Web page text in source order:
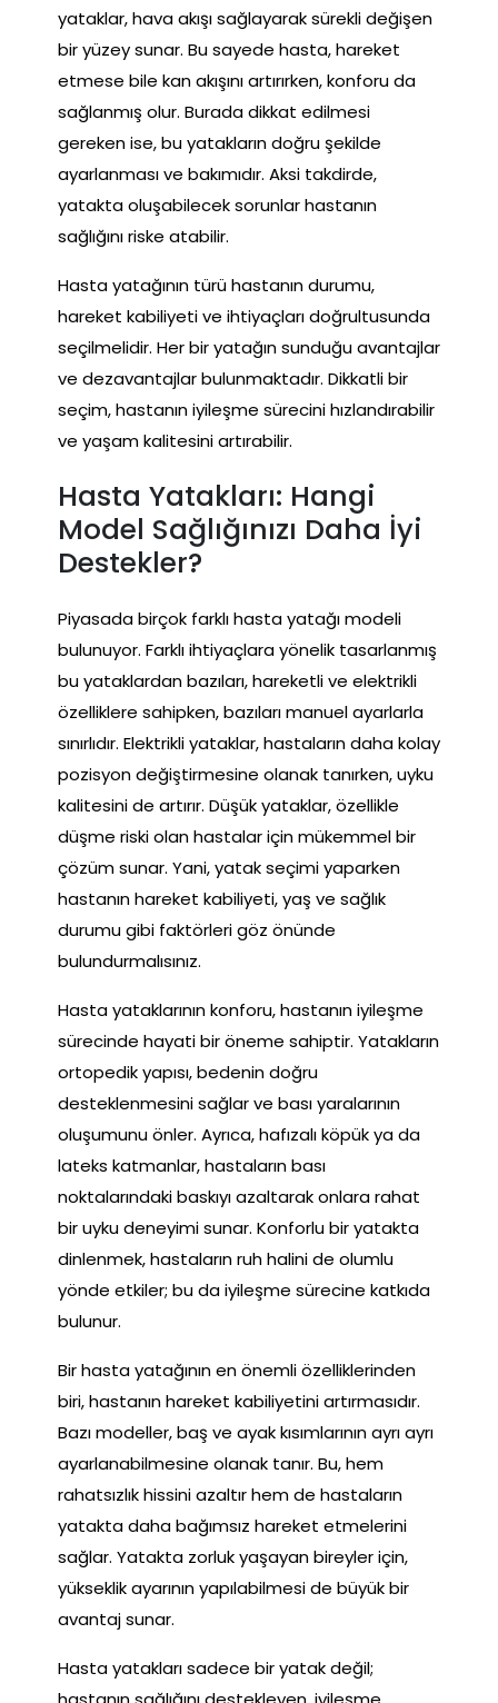
yataklar, hava akışı sağlayarak sürekli değişen
bir yüzey sunar. Bu sayede hasta, hareket
etmese bile kan akışını artırırken, konforu da
sağlanmış olur. Burada dikkat edilmesi
gereken ise, bu yatakların doğru şekilde
ayarlanması ve bakımıdır. Aksi takdirde,
yatakta oluşabilecek sorunlar hastanın
sağlığını riske atabilir.
Hasta yatağının türü hastanın durumu,
hareket kabiliyeti ve ihtiyaçları doğrultusunda
seçilmelidir. Her bir yatağın sunduğu avantajlar
ve dezavantajlar bulunmaktadır. Dikkatli bir
seçim, hastanın iyileşme sürecini hızlandırabilir
ve yaşam kalitesini artırabilir.
Hasta Yatakları: Hangi
Model Sağlığınızı Daha İyi
Destekler?
Piyasada birçok farklı hasta yatağı modeli
bulunuyor. Farklı ihtiyaçlara yönelik tasarlanmış
bu yataklardan bazıları, hareketli ve elektrikli
özelliklere sahipken, bazıları manuel ayarlarla
sınırlıdır. Elektrikli yataklar, hastaların daha kolay
pozisyon değiştirmesine olanak tanırken, uyku
kalitesini de artırır. Düşük yataklar, özellikle
düşme riski olan hastalar için mükemmel bir
çözüm sunar. Yani, yatak seçimi yaparken
hastanın hareket kabiliyeti, yaş ve sağlık
durumu gibi faktörleri göz önünde
bulundurmalısınız.
Hasta yataklarının konforu, hastanın iyileşme
sürecinde hayati bir öneme sahiptir. Yatakların
ortopedik yapısı, bedenin doğru
desteklenmesini sağlar ve bası yaralarının
oluşumunu önler. Ayrıca, hafızalı köpük ya da
lateks katmanlar, hastaların bası
noktalarındaki baskıyı azaltarak onlara rahat
bir uyku deneyimi sunar. Konforlu bir yatakta
dinlenmek, hastaların ruh halini de olumlu
yönde etkiler; bu da iyileşme sürecine katkıda
bulunur.
Bir hasta yatağının en önemli özelliklerinden
biri, hastanın hareket kabiliyetini artırmasıdır.
Bazı modeller, baş ve ayak kısımlarının ayrı ayrı
ayarlanabilmesine olanak tanır. Bu, hem
rahatsızlık hissini azaltır hem de hastaların
yatakta daha bağımsız hareket etmelerini
sağlar. Yatakta zorluk yaşayan bireyler için,
yükseklik ayarının yapılabilmesi de büyük bir
avantaj sunar.
Hasta yatakları sadece bir yatak değil;